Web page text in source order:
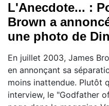
L'Anecdote... :
Brown a
une photo de
En juillet 2003, James
en annonçant sa
moins inattendue. Plutôt
interview, le "Godfather